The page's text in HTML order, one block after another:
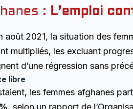
: L’emploi
2021, la situation des
multipliés, les excluant
d’une régression sans
libre
les femmes afghanes
, selon un rapport de